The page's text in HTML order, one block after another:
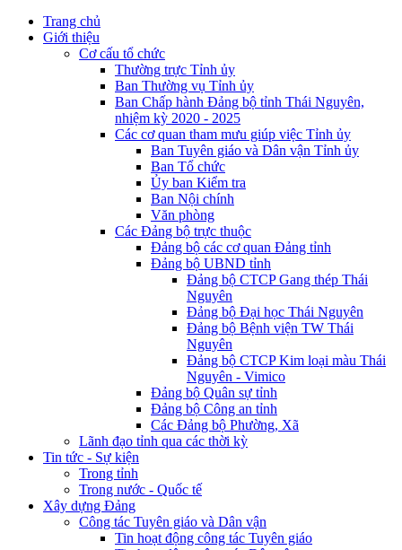
Trang chủ
Giới thiệu
Cơ cấu tổ chức
Thường trực Tỉnh ủy
Ban Thường vụ Tỉnh ủy
Ban Chấp hành Đảng bộ tỉnh Thái Nguyên,
nhiệm kỳ 2020 - 2025
Các cơ quan tham mưu giúp việc Tỉnh ủy
Ban Tuyên giáo và Dân vận Tỉnh ủy
Ban Tổ chức
Ủy ban Kiểm tra
Ban Nội chính
Văn phòng
Các Đảng bộ trực thuộc
Đảng bộ các cơ quan Đảng tỉnh
Đảng bộ UBND tỉnh
Đảng bộ CTCP Gang thép Thái
Nguyên
Đảng bộ Đại học Thái Nguyên
Đảng bộ Bệnh viện TW Thái
Nguyên
Đảng bộ CTCP Kim loại màu Thái
Nguyên - Vimico
Đảng bộ Quân sự tỉnh
Đảng bộ Công an tỉnh
Các Đảng bộ Phường, Xã
Lãnh đạo tỉnh qua các thời kỳ
Tin tức - Sự kiện
Trong tỉnh
Trong nước - Quốc tế
Xây dựng Đảng
Công tác Tuyên giáo và Dân vận
Tin hoạt động công tác Tuyên giáo